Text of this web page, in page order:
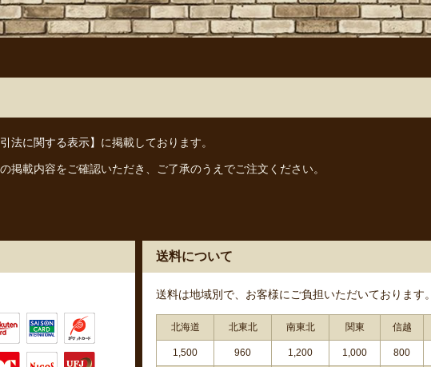
法に関する表示】 に掲載しております。
掲載内容をご確認いただき、ご了承のうえでご注文ください。
送料について
送料は地域別で、お客様にご負担いただいております。
北海道 北東北 南東北 関東 信越
1,500 960 1,200 1,000 800